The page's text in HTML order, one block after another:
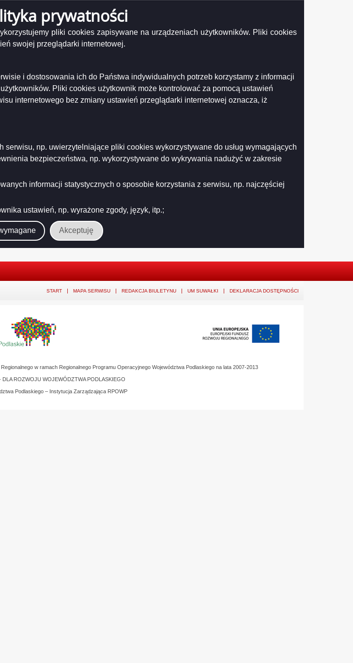
prywatności
pliki cookies zapisywane na urządzeniach użytkowników. Pliki cookies
swojej przeglądarki internetowej.
i dostosowania ich do Państwa indywidualnych potrzeb korzystamy z informacji
Pliki cookies użytkownik może kontrolować za pomocą ustawień
internetowego bez zmiany ustawień przeglądarki internetowej oznacza, iż
np. uwierzytelniające pliki cookies wykorzystywane do usług wymagających
bezpieczeństwa, np. wykorzystywane do wykrywania nadużyć w zakresie
informacji statystycznych o sposobie korzystania z serwisu, np. najczęściej
ustawień, np. wyrażone zgody, język, itp.;
Akceptuję
START MAPA SERWISU REDAKCJA BIULETYNU UM SUWAŁKI DEKLARACJA DOSTĘPNOŚCI
w ramach Regionalnego Programu Operacyjnego Województwa Podlaskiego na lata 2007-2013
DLA ROZWOJU WOJEWÓDZTWA PODLASKIEGO
Podlaskiego – Instytucja Zarządzająca RPOWP